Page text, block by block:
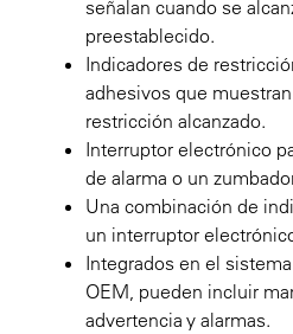
señalan cuando se
preestablecido.
Indicadores de
adhesivos que
restricción alcanzado.
Interruptor electrónico
de alarma o un
Una combinación de
un interruptor
Integrados en el
OEM, pueden incluir
advertencia y alarmas.